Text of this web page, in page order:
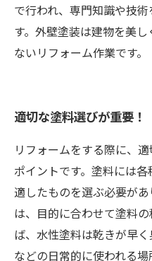
で行われ、専門知識や技
す。外壁塗装は建物を美
ないリフォーム作業です。
適切な塗料選びが重要！
リフォームをする際に、
ポイントです。塗料には
適したものを選ぶ必要が
は、目的に合わせて塗料
ば、水性塗料は乾きが早
などの日常的に使われる